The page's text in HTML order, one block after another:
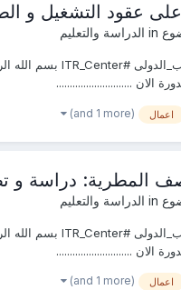
على عقود التشغيل و
الدراسة والتعليم
الان ............................
اعمال (and 1 more)
المطرية: دراسة و
الدراسة والتعليم
الان ............................
اعمال (and 1 more)